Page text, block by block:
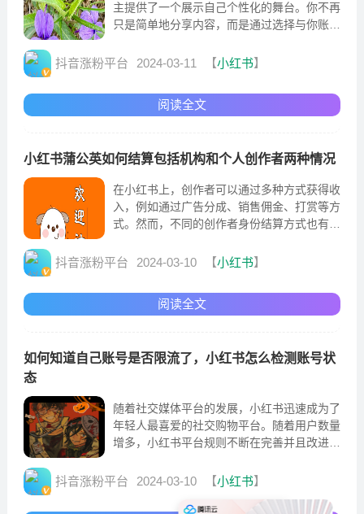
主提供了一个展示自己个性化的舞台。你不再
只是简单地分享内容，而是通过选择与你账号
者心弦。
抖音涨粉平台 2024-03-11 【小红书】
阅读全文
小红书蒲公英如何结算包括机构和个人创作者两种情况
在小红书上，创作者可以通过多种方式获得收
入，例如通过广告分成、销售佣金、打赏等方
式。然而，不同的创作者身份结算方式也有所
抖音涨粉平台 2024-03-10 【小红书】
阅读全文
如何知道自己账号是否限流了，小红书怎么检测账号状
态
随着社交媒体平台的发展，小红书迅速成为了
年轻人最喜爱的社交购物平台。随着用户数量
增多，小红书平台规则不断在完善并且改进，
书采取了相应的措施
抖音涨粉平台 2024-03-10 【小红书】